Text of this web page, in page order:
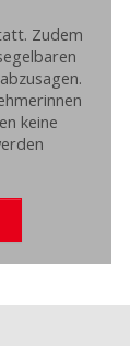
Zudem
keine